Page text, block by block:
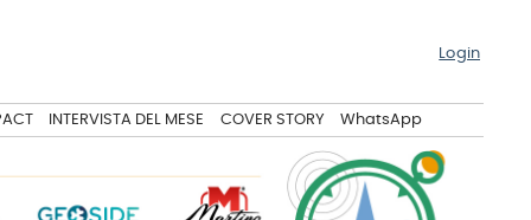
Login
INTERVISTA DEL MESE COVER STORY WhatsApp